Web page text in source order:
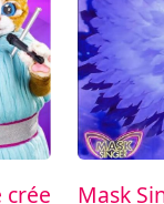
crée
Mask